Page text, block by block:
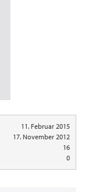
11. Februar 2015
17. November 2012
16
0